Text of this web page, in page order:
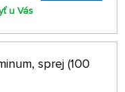
u Vás
sprej (100